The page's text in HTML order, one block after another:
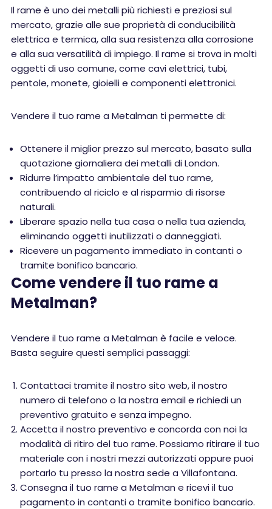
Il rame è uno dei metalli più richiesti e preziosi sul
mercato, grazie alle sue proprietà di conducibilità
elettrica e termica, alla sua resistenza alla corrosione
e alla sua versatilità di impiego. Il rame si trova in molti
oggetti di uso comune, come cavi elettrici, tubi,
pentole, monete, gioielli e componenti elettronici.
Vendere il tuo rame a Metalman ti permette di:
Ottenere il miglior prezzo sul mercato, basato sulla
quotazione giornaliera dei metalli di London.
Ridurre l’impatto ambientale del tuo rame,
contribuendo al riciclo e al risparmio di risorse
naturali.
Liberare spazio nella tua casa o nella tua azienda,
eliminando oggetti inutilizzati o danneggiati.
Ricevere un pagamento immediato in contanti o
tramite bonifico bancario.
Come vendere il tuo rame a
Metalman?
Vendere il tuo rame a Metalman è facile e veloce.
Basta seguire questi semplici passaggi:
Contattaci tramite il nostro sito web, il nostro
numero di telefono o la nostra email e richiedi un
preventivo gratuito e senza impegno.
Accetta il nostro preventivo e concorda con noi la
modalità di ritiro del tuo rame. Possiamo ritirare il tuo
materiale con i nostri mezzi autorizzati oppure puoi
portarlo tu presso la nostra sede a Villafontana.
Consegna il tuo rame a Metalman e ricevi il tuo
pagamento in contanti o tramite bonifico bancario.